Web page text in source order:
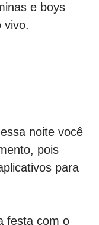
e boys
vivo.
noite você
pois
para
festa com o